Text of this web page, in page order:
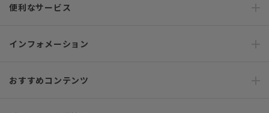
便利なサービス
インフォメーション
おすすめコンテンツ